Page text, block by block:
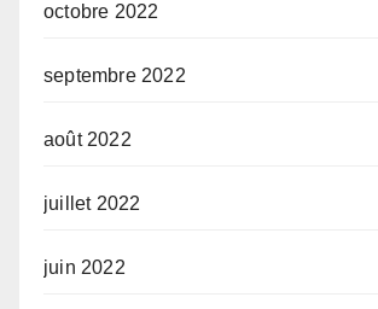
octobre 2022
septembre 2022
août 2022
juillet 2022
juin 2022